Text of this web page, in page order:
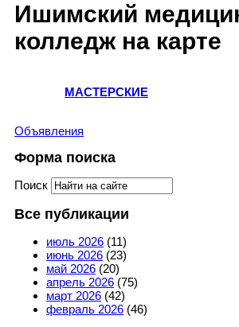
Ишимский
колледж на карте
МАСТЕРСКИЕ
Объявления
Форма поиска
Поиск
Все публикации
июль 2026 (11)
июнь 2026 (23)
май 2026 (20)
апрель 2026 (75)
март 2026 (42)
февраль 2026 (46)